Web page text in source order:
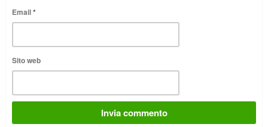
Email*
Sito web